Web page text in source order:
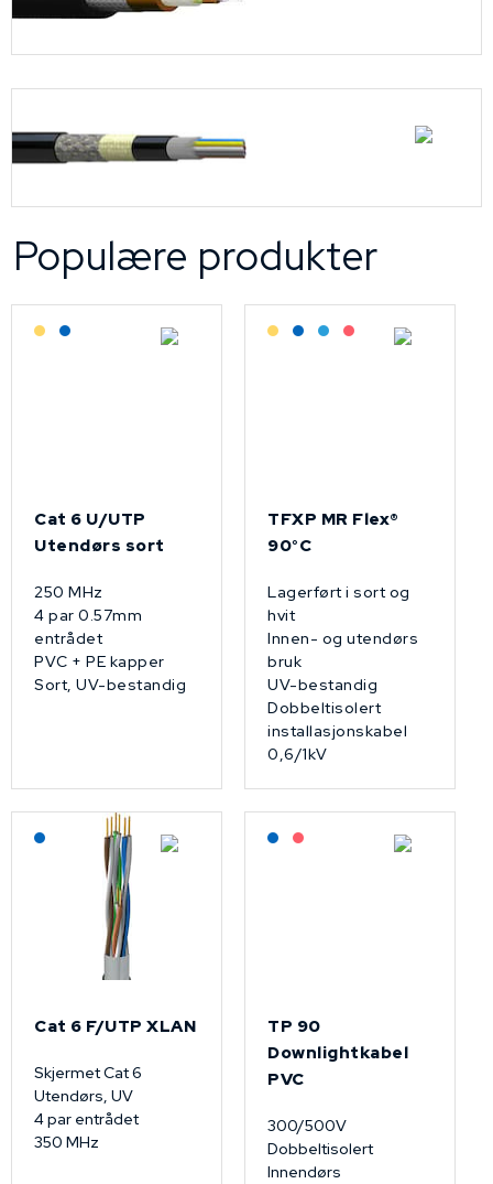
Populære produkter
Lagerført: Grossist
Lagerført: NEK Kabel
Cat 6 U/UTP
Utendørs sort
250 MHz
4 par 0.57mm
entrådet
PVC + PE kapper
Sort, UV-bestandig
Lagerført: Grossist
Lagerført: NEK Kabel
Bestilling: 2-3 uker
På forespørsel
TFXP MR Flex®
90°C
Lagerført i sort og
hvit
Innen- og utendørs
bruk
UV-bestandig
Dobbeltisolert
installasjonskabel
0,6/1kV
Lagerført: NEK Kabel
Cat 6 F/UTP XLAN
Skjermet Cat 6
Utendørs, UV
4 par entrådet
350 MHz
Lagerført: NEK Kabel
På forespørsel
TP 90
Downlightkabel
PVC
300/500V
Dobbeltisolert
Innendørs